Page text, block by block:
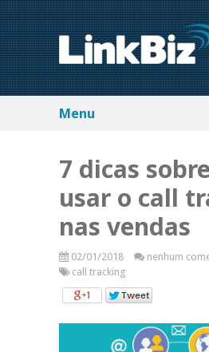
Menu
7 dicas
usar o call
nas vendas
02/01/2018 nenhum
call tracking